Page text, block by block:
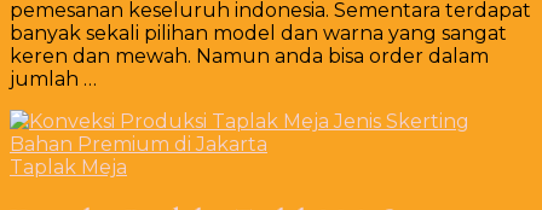
pemesanan keseluruh indonesia. Sementara terdapat
banyak sekali pilihan model dan warna yang sangat
keren dan mewah. Namun anda bisa order dalam
jumlah …
Taplak Meja